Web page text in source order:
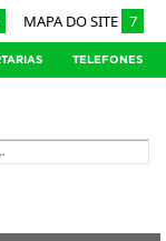
MAPA DO SITE 7
TELEFONES